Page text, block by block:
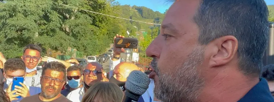
SOCIETÀ
CULTURA
ECONOMIA E LAVORO
EVENTI